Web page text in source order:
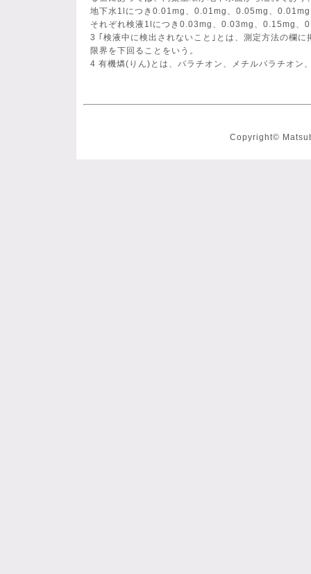
地下水1lにつき0.01mg、0.01mg、0.05mg、
それぞれ検液1lにつき0.03mg、0.03mg、0.15mg
3 ｢検液中に検出されないこと｣とは、測定方法の欄
限界を下回ることをいう。
4 有機燐(りん)とは、パラチオン、メチルパラチオン
Copyright©